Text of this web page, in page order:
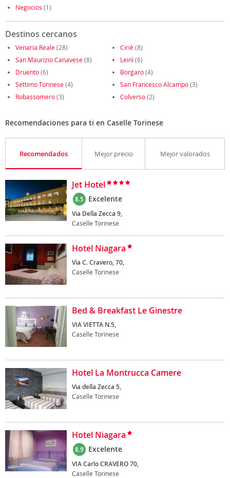
Negocios (1)
Destinos cercanos
Venaria Reale(28) Ciriè(8)
San Maurizio Canavese(8) Leinì (6)
Druento(6) Borgaro(4)
Settimo Torinese(4) San Francesco Alcampo(3)
Robassomero(3) Colverso(2)
Recomendaciones para ti en Caselle Torinese
Recomendados Mejor precio Mejor valorados
Jet Hotel
8.5 Excelente
Via Della Zecca 9,
Caselle Torinese
Hotel Niagara
Via C. Cravero, 70,
Caselle Torinese
Bed & Breakfast Le Ginestre
VIA VIETTA N.5,
Caselle Torinese
Hotel La Montrucca Camere
Via della Zecca 5,
Caselle Torinese
Hotel Niagara
8.9 Excelente
VIA Carlo CRAVERO 70,
Caselle Torinese